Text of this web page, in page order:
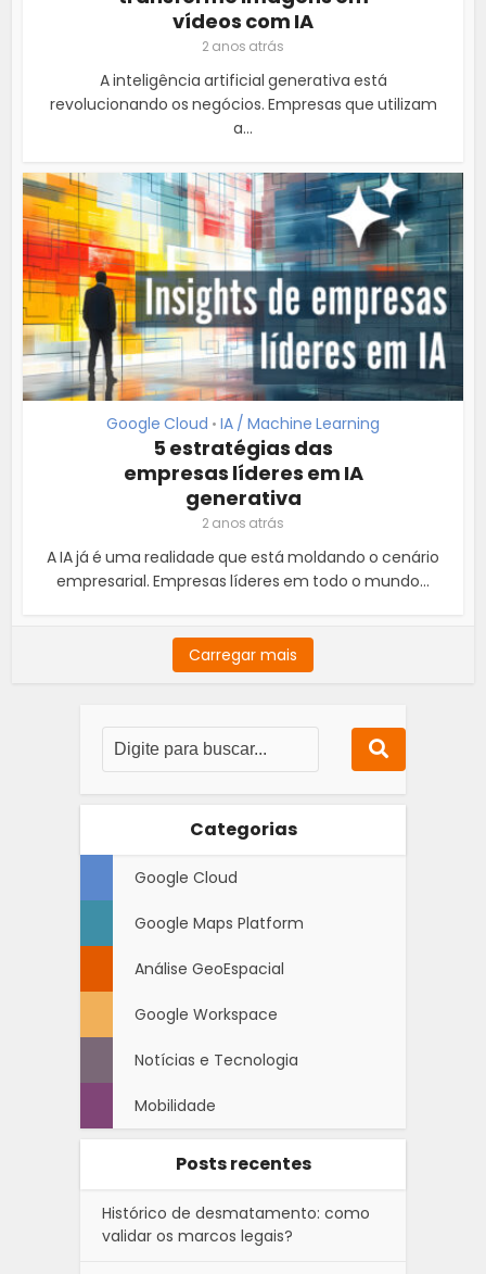
vídeos com IA
2 anos atrás
A inteligência artificial generativa está
revolucionando os negócios. Empresas que utilizam
a...
Google Cloud • IA / Machine Learning
5 estratégias das
empresas líderes em IA
generativa
2 anos atrás
A IA já é uma realidade que está moldando o cenário
empresarial. Empresas líderes em todo o mundo...
Carregar mais
Categorias
Google Cloud
Google Maps Platform
Análise GeoEspacial
Google Workspace
Notícias e Tecnologia
Mobilidade
Posts recentes
Histórico de desmatamento: como
validar os marcos legais?